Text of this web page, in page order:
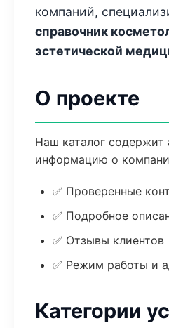
компаний,
справочник
эстетической
О проекте
Наш каталог содержит
информацию о
✅ Проверенные
✅ Подробное
✅ Отзывы клиентов
✅ Режим работы и
Категории